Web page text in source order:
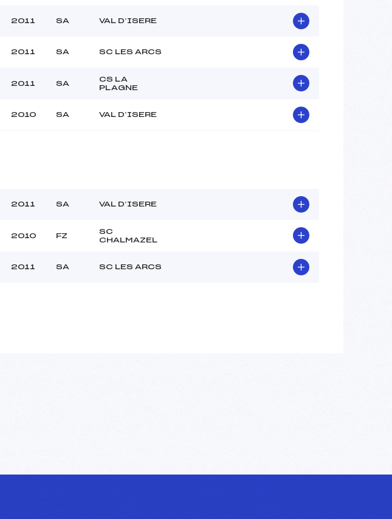
2011 SA VAL D’ISERE
2011 SA SC LES ARCS
2011 SA
CS LA
PLAGNE
2010 SA VAL D’ISERE
2011 SA VAL D’ISERE
2010 FZ
SC
CHALMAZEL
2011 SA SC LES ARCS